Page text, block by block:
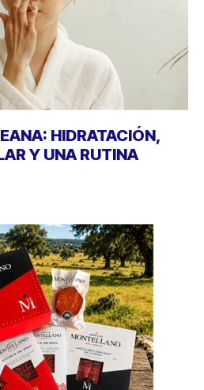
HIDRATACIÓN,
Y UNA RUTINA